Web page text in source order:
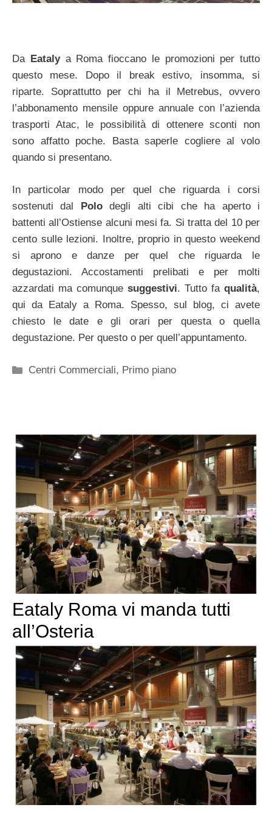
Da Eatalya Roma fioccano le promozioni per tutto
questo mese. Dopo il break estivo, insomma, si
riparte. Soprattutto per chi ha il Metrebus, ovvero
l’abbonamento mensile oppure annuale con l’azienda
trasporti Atac, le possibilità di ottenere sconti non
sono affatto poche. Basta saperle cogliere al volo
quando si presentano.
In particolar modo per quel che riguarda i corsi
sostenuti dal Polodegli alti cibi che ha aperto i
battenti all’Ostiense alcuni mesi fa. Si tratta del 10 per
cento sulle lezioni. Inoltre, proprio in questo weekend
si aprono e danze per quel che riguarda le
degustazioni. Accostamenti prelibati e per molti
azzardati ma comunque suggestivi. Tutto fa qualità,
qui da Eataly a Roma. Spesso, sul blog, ci avete
chiesto le date e gli orari per questa o quella
degustazione. Per questo o per quell’appuntamento.
Categorie
Centri Commerciali, Primo piano
Eataly Roma vi manda tutti
all’Osteria